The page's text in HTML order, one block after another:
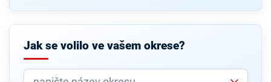
Jak se volilo ve vašem okrese?